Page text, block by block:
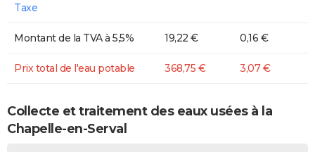
Taxe
Montant de la TVA à 5,5% 19,22 € 0,16 €
Prix total de l'eau potable 368,75 € 3,07 €
Collecte et traitement des eaux usées à la
Chapelle-en-Serval